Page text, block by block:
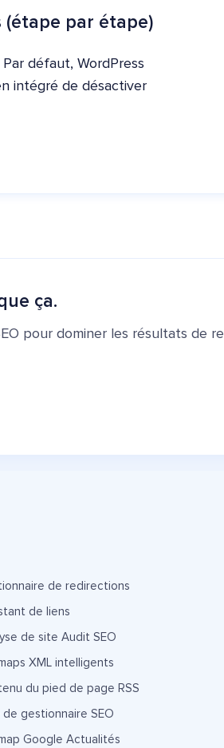
(étape par étape)
défaut, WordPress
intégré de désactiver
ça.
pour dominer les résultats de
de redirections
de liens
de site Audit SEO
XML intelligents
du pied de page RSS
de gestionnaire SEO
Google Actualités